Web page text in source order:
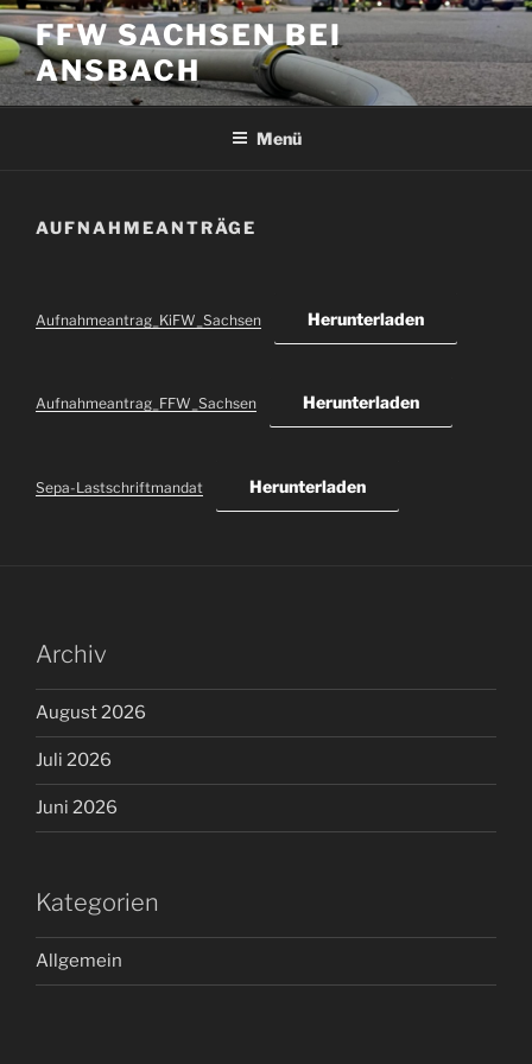
Zum
Inhalt
springen
FFW SACHSEN BEI
ANSBACH
Menü
AUFNAHMEANTRÄGE
Aufnahmeantrag_KiFW_Sachsen Herunterladen
Aufnahmeantrag_FFW_Sachsen Herunterladen
Sepa-Lastschriftmandat Herunterladen
Archiv
August 2026
Juli 2026
Juni 2026
Kategorien
Allgemein